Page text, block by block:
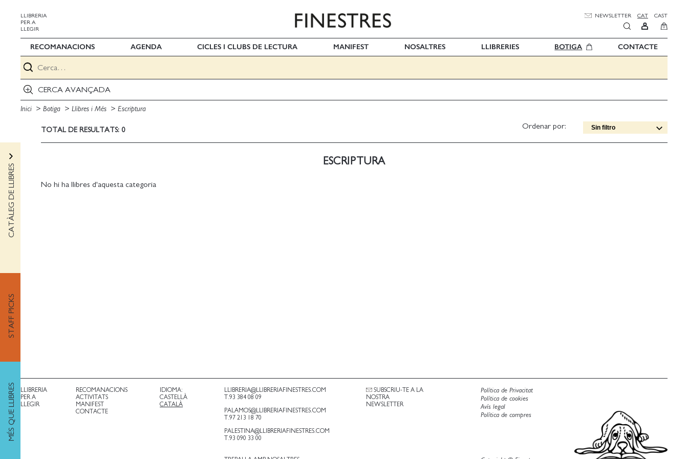
LLIBRERIA
PER A
LLEGIR
NEWSLETTER CAT CAST
0
RECOMANACIONS AGENDA CICLES I CLUBS DE LECTURA MANIFEST NOSALTRES LLIBRERIES BOTIGA CONTACTE
CERCA AVANÇADA
Inici Botiga Llibres i Més Escriptura
TOTAL DE RESULTATS: 0 Ordenar por:
Sin filtro
CATÀLEG DE LLIBRES
STAFF PICKS
MÉS QUE LLIBRES
ESCRIPTURA
No hi ha llibres d'aquesta categoria
LLIBRERIA
PER A
LLEGIR
RECOMANACIONS
ACTIVITATS
MANIFEST
CONTACTE
IDIOMA:
CASTELLÀ
CATALÀ
LLIBRERIA@LLIBRERIAFINESTRES.COM
T.93 384 08 09
PALAMOS@LLIBRERIAFINESTRES.COM
T.97 213 18 70
PALESTINA@LLIBRERIAFINESTRES.COM
T.93 090 33 00
SUBSCRIU-TE A LA
NOSTRA
NEWSLETTER
Política de Privacitat
Política de cookies
Avís legal
Política de compres